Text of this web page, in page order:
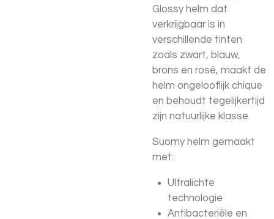
Glossy helm dat
verkrijgbaar is in
verschillende tinten
zoals zwart, blauw,
brons en rosé, maakt de
helm ongelooflijk chique
en behoudt tegelijkertijd
zijn natuurlijke klasse.
Suomy helm gemaakt
met:
Ultralichte
technologie
Antibacteriële en